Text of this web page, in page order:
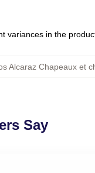
variances in the
Alcaraz Chapeaux et
Say